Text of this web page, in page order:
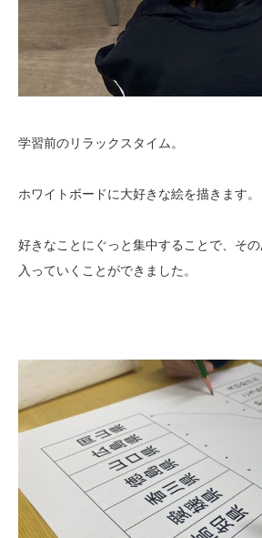
学習前のリラックスタイム。
ホワイトボードに大好きな絵を描きます。
好きなことにぐっと集中することで、そ
入っていくことができました。